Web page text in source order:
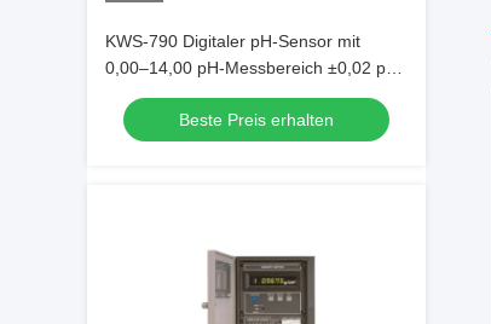
KWS-790 Digitaler pH-Sensor mit
0,00–14,00 pH-Messbereich ±0,02 pH
Genauigkeit und 0–99,9 °C
Temperaturkompensation
Beste Preis erhalten